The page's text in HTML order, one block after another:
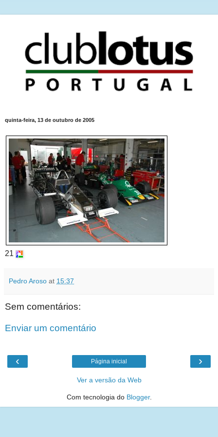
quinta-feira, 13 de outubro de 2005
21
Pedro Aroso at 15:37
Sem comentários:
Enviar um comentário
‹ ›
Página inicial
Ver a versão da Web
Com tecnologia do Blogger.